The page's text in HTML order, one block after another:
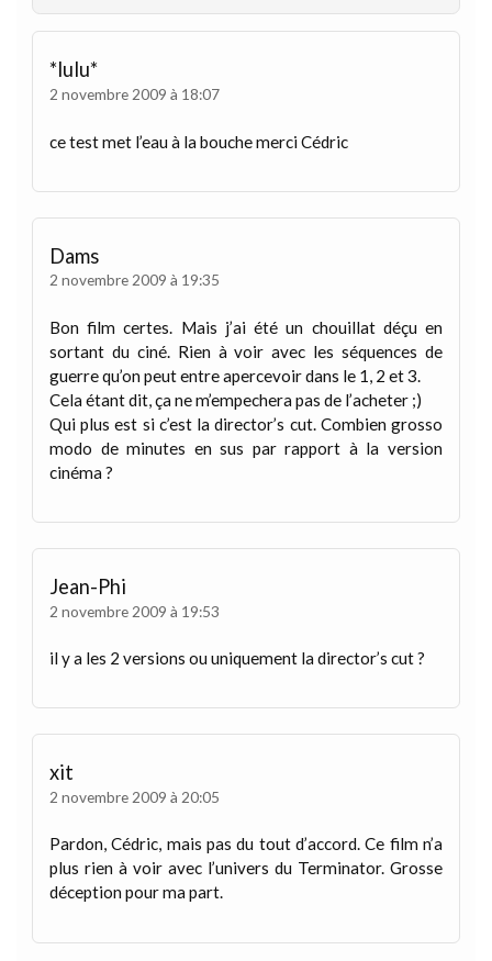
*lulu*
2 novembre 2009 à 18:07
ce test met l’eau à la bouche merci Cédric
Dams
2 novembre 2009 à 19:35
Bon film certes. Mais j’ai été un chouillat déçu en
sortant du ciné. Rien à voir avec les séquences de
guerre qu’on peut entre apercevoir dans le 1, 2 et 3.
Cela étant dit, ça ne m’empechera pas de l’acheter ;)
Qui plus est si c’est la director’s cut. Combien grosso
modo de minutes en sus par rapport à la version
cinéma ?
Jean-Phi
2 novembre 2009 à 19:53
il y a les 2 versions ou uniquement la director’s cut ?
xit
2 novembre 2009 à 20:05
Pardon, Cédric, mais pas du tout d’accord. Ce film n’a
plus rien à voir avec l’univers du Terminator. Grosse
déception pour ma part.